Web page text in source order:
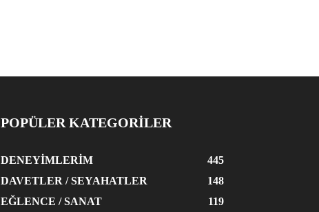
POPÜLER KATEGORİLER
DENEYIMLERIM
445
DAVETLER / SEYAHATLER
148
EĞLENCE / SANAT
119